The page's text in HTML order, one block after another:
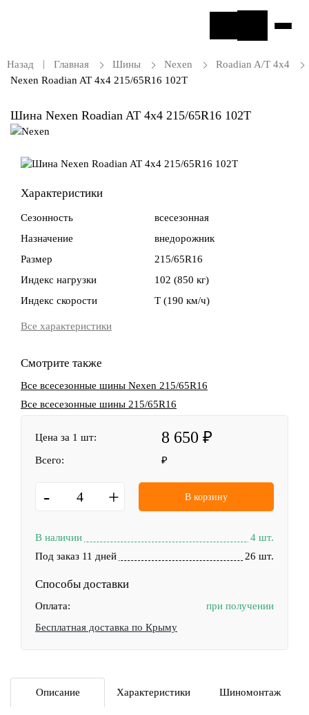
Назад Главная Шины Nexen
Roadian A/T 4x4
Nexen Roadian AT 4x4 215/65R16 102T
Шина Nexen Roadian AT 4x4 215/65R16 102T
Характеристики
Сезонность
всесезонная
Назначение
внедорожник
Размер
215/65R16
Индекс нагрузки
102 (850 кг)
Индекс скорости
T (190 км/ч)
Все характеристики
Смотрите также
Все всесезонные шины Nexen 215/65R16
Все всесезонные шины 215/65R16
Цена за 1 шт: 8 650
Всего:
- + В корзину
В наличии
4 шт.
Под заказ 11 дней
26 шт.
Способы доставки
Оплата:
при получении
Бесплатная доставка по Крыму
Описание Характеристики Шиномонтаж